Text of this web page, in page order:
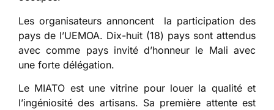
Les organisateurs annoncent la participation des
pays de l’UEMOA. Dix-huit (18) pays sont attendus
avec comme pays invité d’honneur le Mali avec
une forte délégation.
Le MIATO est une vitrine pour louer la qualité et
l’ingéniosité des artisans. Sa première attente est